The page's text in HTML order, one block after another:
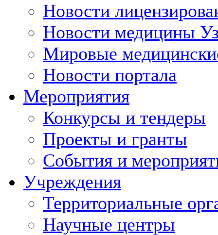
Новости
Новости медицины
Мировые
Новости портала
Мероприятия
Конкурсы и тендеры
Проекты и гранты
События и
Учреждения
Территориальные
Научные центры